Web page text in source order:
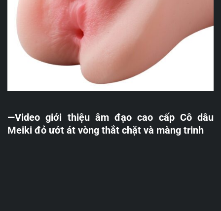
—Video giới thiệu âm đạo cao cấp Cô dâu
Meiki đỏ ướt át vòng thắt chặt và màng trinh